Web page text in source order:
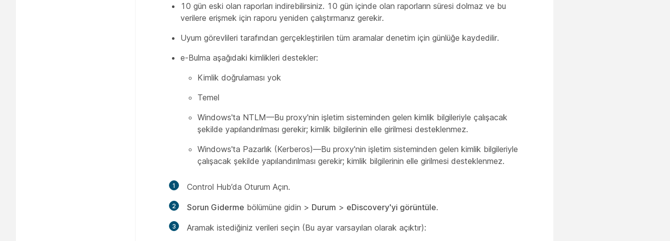
10 gün eski olan raporları indirebilirsiniz. 10 gün içinde olan raporların süresi dolmaz ve bu
verilere erişmek için raporu yeniden çalıştırmanız gerekir.
Uyum görevlileri tarafından gerçekleştirilen tüm aramalar denetim için günlüğe kaydedilir.
e-Bulma aşağıdaki kimlikleri destekler:
Kimlik doğrulaması yok
Temel
Windows'ta NTLM—Bu proxy'nin işletim sisteminden gelen kimlik bilgileriyle çalışacak
şekilde yapılandırılması gerekir; kimlik bilgilerinin elle girilmesi desteklenmez.
Windows'ta Pazarlık (Kerberos)—Bu proxy'nin işletim sisteminden gelen kimlik bilgileriyle
çalışacak şekilde yapılandırılması gerekir; kimlik bilgilerinin elle girilmesi desteklenmez.
1 Control Hub’da Oturum Açın.
2 Sorun Giderme bölümüne gidin > Durum > eDiscovery'yi görüntüle.
3
Aramak istediğiniz verileri seçin (Bu ayar varsayılan olarak açıktır):